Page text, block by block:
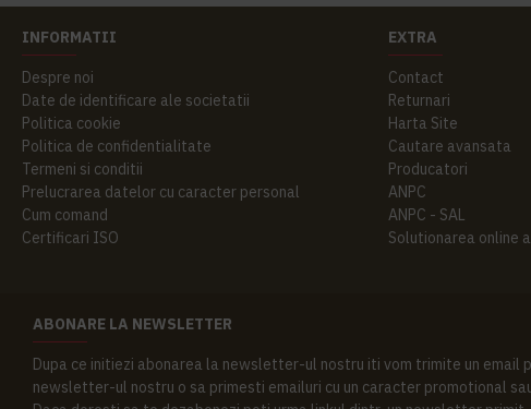
INFORMATII
Despre noi
Date de identificare ale societatii
Politica cookie
Politica de confidentialitate
Termeni si conditii
Prelucrarea datelor cu caracter personal
Cum comand
Certificari ISO
EXTRA
Contact
Returnari
Harta Site
Cautare avansata
Producatori
ANPC
ANPC - SAL
Solutionarea online
ABONARE LA NEWSLETTER
Dupa ce initiezi abonarea la newsletter-ul nostru iti vom trimite un email
newsletter-ul nostru o sa primesti emailuri cu un caracter promotional